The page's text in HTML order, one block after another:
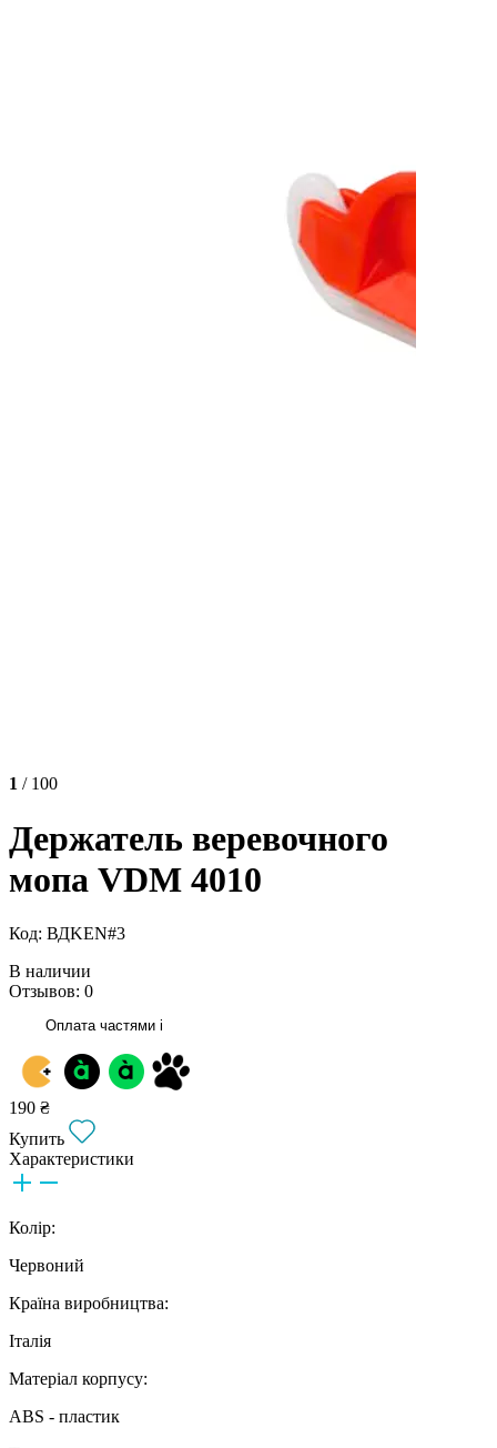
1 / 100
Держатель веревочного
мопа VDM 4010
Код: ВДKEN#3
В наличии
Отзывов: 0
Оплата частями i
190 ₴
Купить
Характеристики
Колір:
Червоний
Країна виробництва:
Італія
Матеріал корпусу:
ABS - пластик